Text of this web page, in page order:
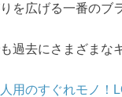
を広げる一番のブ
過去にさまざまな
用のすぐれモノ！